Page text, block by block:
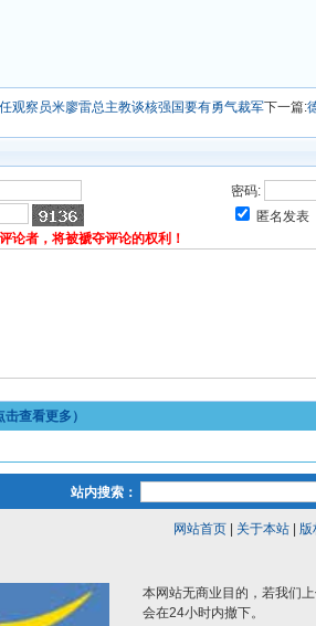
观察员米廖雷总主教谈核强国要有勇气裁军下一篇:
密码:
匿名发表
论者，将被褫夺评论的权利！
查看更多）
站内搜索：
网站首页| 关于本站| 版
本网站无商业目的，若我们
会在24小时内撤下。